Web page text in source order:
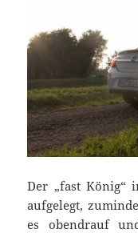
Der „fast König“
aufgelegt,
es obendrauf